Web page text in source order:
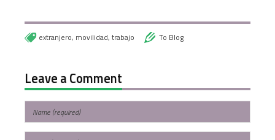
extranjero, movilidad, trabajo To Blog
Leave a Comment